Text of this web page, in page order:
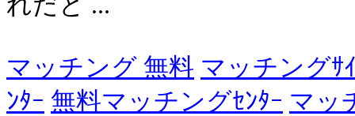
マッチング 無料 マッチングｻ
ﾝﾀｰ 無料マッチングｾﾝﾀｰ マッ